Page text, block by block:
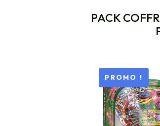
PACK
PROMO !